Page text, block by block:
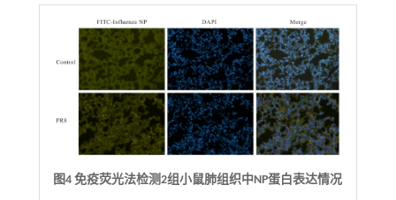
图4 免疫荧光法检测2组小鼠肺组织中NP蛋白表达情况